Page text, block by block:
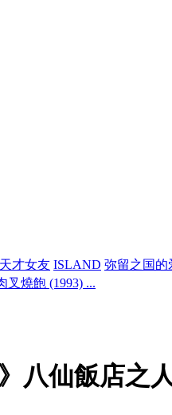
才女友 ISLAND 弥留之国的
叉燒飽 (1993) ...
八仙飯店之